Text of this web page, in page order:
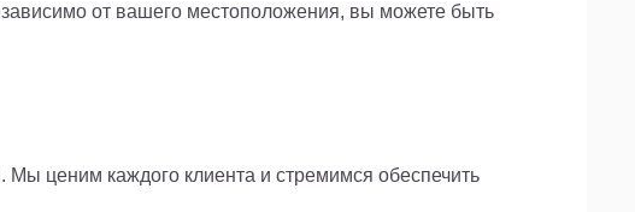
от вашего местоположения, вы можете быть
ценим каждого клиента и стремимся обеспечить